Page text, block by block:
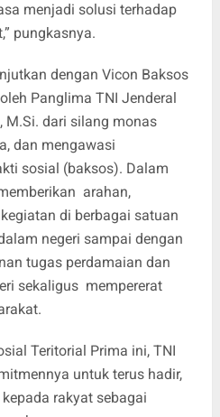
menjadi solusi terhadap
pungkasnya.
dengan Vicon Baksos
Panglima TNI Jenderal
M.Si. dari silang monas
dan mengawasi
sosial (baksos). Dalam
arahan,
di berbagai satuan
negeri sampai dengan
tugas perdamaian dan
sekaligus mempererat
Teritorial Prima ini, TNI
untuk terus hadir,
rakyat sebagai